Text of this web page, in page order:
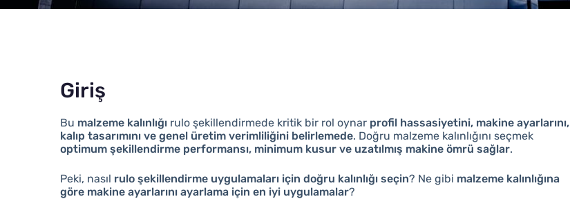
Giriş
Bu malzeme kalınlığı rulo şekillendirmede kritik bir rol oynar profil hassasiyetini, makine ayarlarını,
kalıp tasarımını ve genel üretim verimliliğini belirlemede. Doğru malzeme kalınlığını seçmek
optimum şekillendirme performansı, minimum kusur ve uzatılmış makine ömrü sağlar.
Peki, nasıl rulo şekillendirme uygulamaları için doğru kalınlığı seçin? Ne gibi malzeme kalınlığına
göre makine ayarlarını ayarlama için en iyi uygulamalar?